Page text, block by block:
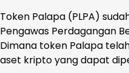
Token Palapa (PLPA)
Pengawas Perdagangan
Dimana token Palapa
aset kripto yang dapat